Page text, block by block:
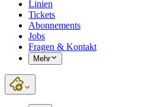
Linien
Tickets
Abonnements
Jobs
Fragen & Kontakt
Mehr